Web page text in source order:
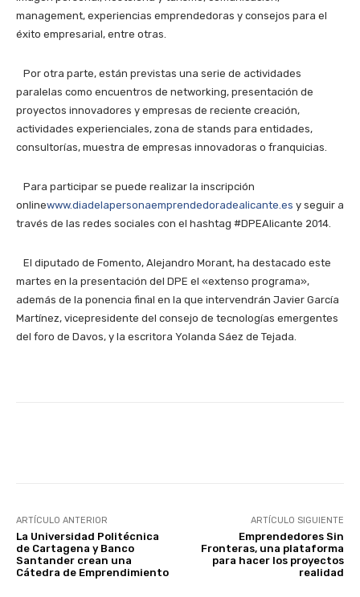
management, experiencias emprendedoras y consejos para el
éxito empresarial, entre otras.
Por otra parte, están previstas una serie de actividades
paralelas como encuentros de networking, presentación de
proyectos innovadores y empresas de reciente creación,
actividades experienciales, zona de stands para entidades,
consultorías, muestra de empresas innovadoras o franquicias.
Para participar se puede realizar la inscripción
onlinewww.diadelapersonaemprendedoradealicante.es y seguir a
través de las redes sociales con el hashtag #DPEAlicante 2014.
El diputado de Fomento, Alejandro Morant, ha destacado este
martes en la presentación del DPE el «extenso programa»,
además de la ponencia final en la que intervendrán Javier García
Martínez, vicepresidente del consejo de tecnologías emergentes
del foro de Davos, y la escritora Yolanda Sáez de Tejada.
ARTÍCULO ANTERIOR
La Universidad Politécnica
de Cartagena y Banco
Santander crean una
Cátedra de Emprendimiento
ARTÍCULO SIGUIENTE
Emprendedores Sin
Fronteras, una plataforma
para hacer los proyectos
realidad